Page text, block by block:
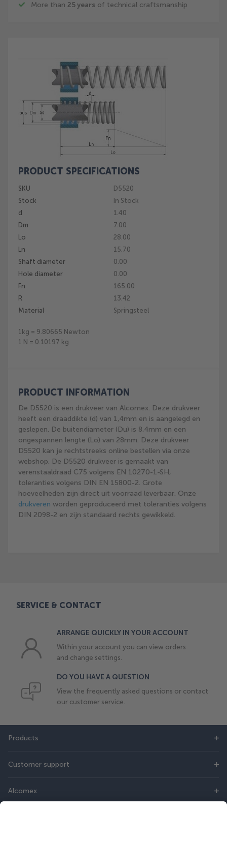
of
the
images
Skip
the
beginning
of
the
PRODUCT SPECIFICATIONS
SKU
D5520
Stock
In Stock
d
1.40
Dm
7.00
Lo
28.00
Ln
15.70
Shaft diameter
0.00
Hole diameter
0.00
Fn
165.00
R
13.42
Material
Springsteel
1kg = 9.80665 Newton
1 N = 0.10197 kg
More than 25 years of technical craftsmanship
PRODUCT INFORMATION
De D5520 is een drukveer van Alcomex. Deze drukveer
heeft een draaddikte (d) van 1,4mm en is aangelegd en
geslepen. De buitendiameter (Du) is 8,4mm en een
ongespannen lengte (Lo) van 28mm. Deze drukveer
D5520 kan je rechtstreeks online bestellen via onze
webshop. De D5520 drukveer is gemaakt van
verenstaaldraad C75 volgens EN 10270-1-SH,
toleranties volgens DIN EN 15800-2. Grote
hoeveelheden zijn direct uit voorraad leverbaar. Onze
drukveren worden geproduceerd met toleranties volgens
DIN 2098-2 en zijn standaard rechts gewikkeld.
SERVICE & CONTACT
ARRANGE QUICKLY IN YOUR ACCOUNT
Within your account you can view orders
and change settings.
DO YOU HAVE A QUESTION
View the frequently asked questions or contact
our customer service.
Products
Customer support
Alcomex